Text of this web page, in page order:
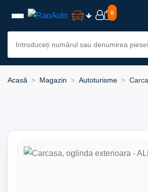
0
Acasă Magazin Autoturisme